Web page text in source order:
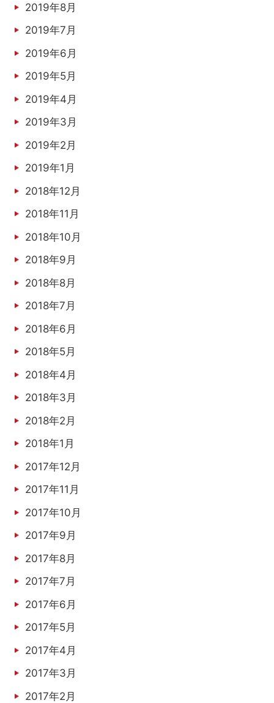
2019年8月
2019年7月
2019年6月
2019年5月
2019年4月
2019年3月
2019年2月
2019年1月
2018年12月
2018年11月
2018年10月
2018年9月
2018年8月
2018年7月
2018年6月
2018年5月
2018年4月
2018年3月
2018年2月
2018年1月
2017年12月
2017年11月
2017年10月
2017年9月
2017年8月
2017年7月
2017年6月
2017年5月
2017年4月
2017年3月
2017年2月